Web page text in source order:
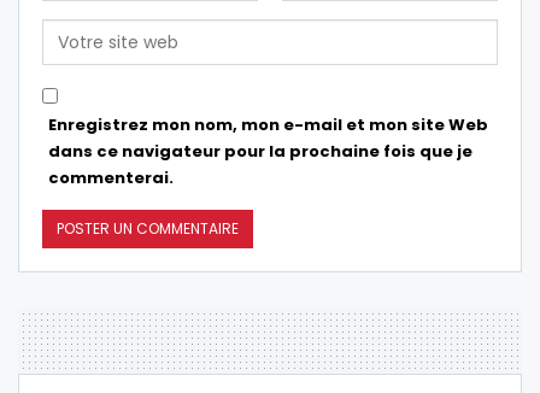
Enregistrez mon nom, mon e-mail et mon site Web
dans ce navigateur pour la prochaine fois que je
commenterai.